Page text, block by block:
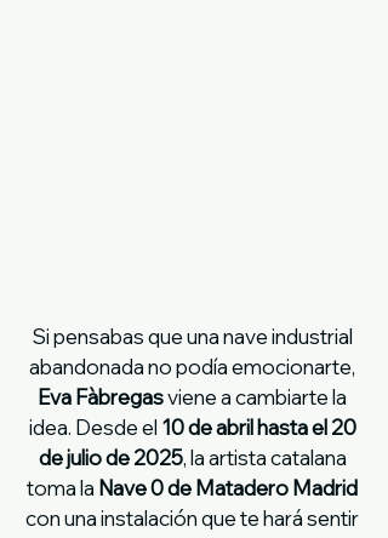
Si pensabas que una nave industrial
abandonada no podía emocionarte,
Eva Fàbregas viene a cambiarte la
idea. Desde el 10 de abril hasta el 20
de julio de 2025, la artista catalana
toma la Nave 0 de Matadero Madrid
con una instalación que te hará sentir